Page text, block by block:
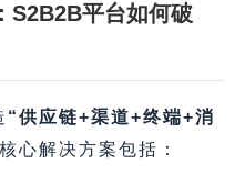
S2B2B平台如何破
​“供应链+渠道+终端+消
核心解决方案包括：